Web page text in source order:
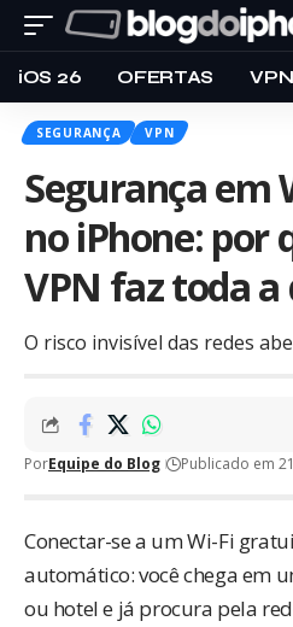
iOS 26 OFERTAS VPN
SEGURANÇA VPN
Segurança em
no iPhone: por
VPN faz toda
O risco invisível das redes
PorEquipe do Blog Publicado em
Conectar-se a um Wi-Fi
automático: você chega em
ou hotel e já procura pela